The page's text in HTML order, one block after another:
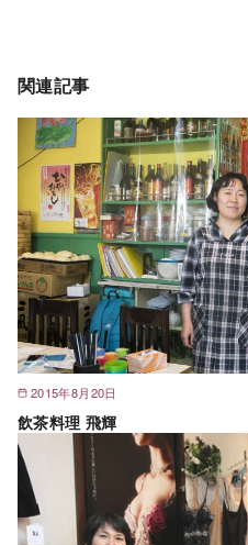
関連記事
2015年8月20日
飲茶料理 飛輝